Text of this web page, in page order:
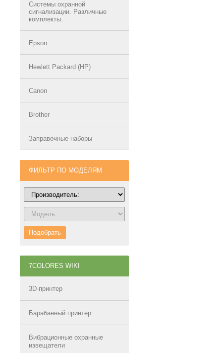
Системы охранной
сигнализации. Различные
комплекты.
Epson
Hewlett Packard (HP)
Canon
Brother
Заправочные наборы
ФИЛЬТР ПО МОДЕЛЯМ
Подобрать
7COLORES WIKI
3D-принтер
Барабанный принтер
Вибрационные охранные
извещатели